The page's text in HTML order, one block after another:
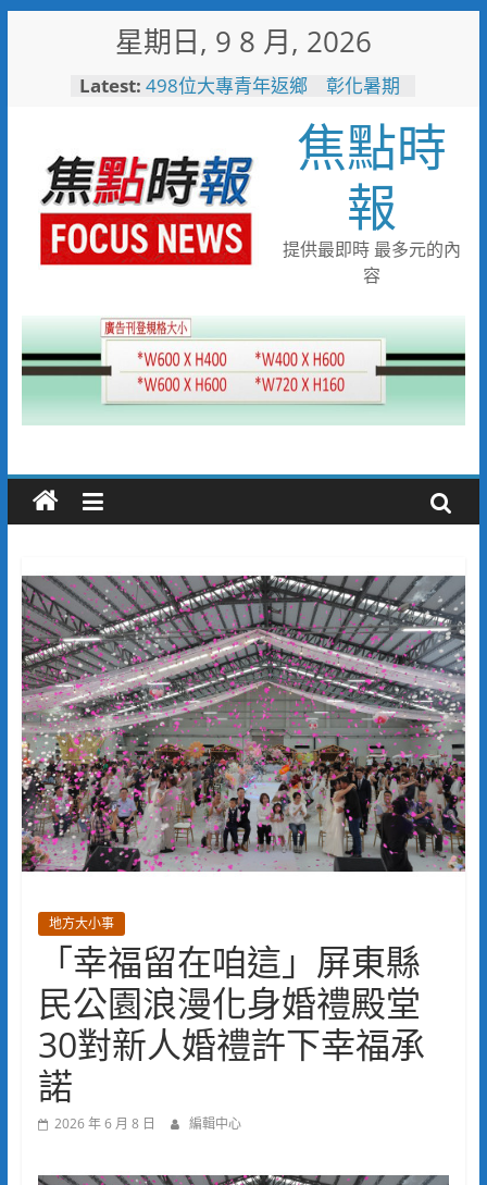
星期日, 9 8 月, 2026
Latest: 498位大專青年返鄉 彰化暑期
台東最美星空成功場爆滿 亂彈
阿翔壓軸嗨唱「完美落地」
3500人共度夏夜
高雄親子遊樂園爆人氣！單日
3.5萬人湧入 首週末破6.5萬人
搭台灣好行低碳暢玩小琉球！大
鵬灣管理處推出暑假好康
高雄4,599件作品傳遞拒毒信
筆打造兒童防毒力
焦點時
報
提供最即時 最多元的內
容
地方大小事
「幸福留在咱這」屏東縣
民公園浪漫化身婚禮殿堂
30對新人婚禮許下幸福承
諾
2026 年 6 月 8 日 編輯中心